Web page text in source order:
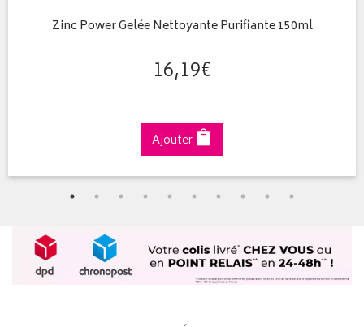
Zinc Power Gelée Nettoyante Purifiante 150ml
16,19€
Ajouter